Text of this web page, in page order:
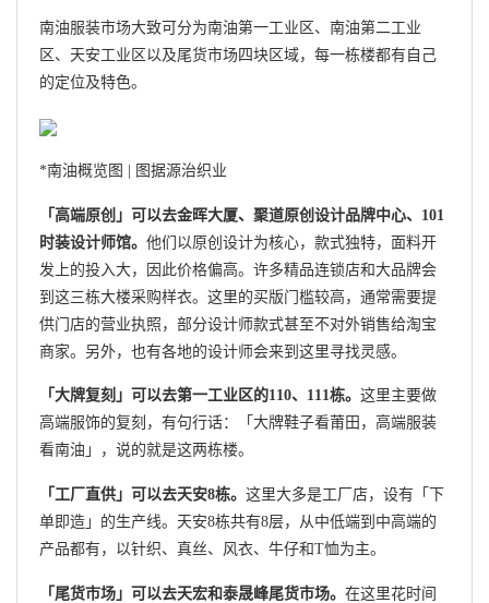
南油服装市场大致可分为南油第一工业区、南油第二工业
区、天安工业区以及尾货市场四块区域，每一栋楼都有自己
的定位及特色。
*南油概览图 | 图据源治织业
「高端原创」可以去金晖大厦、聚道原创设计品牌中心、101
时装设计师馆。 他们以原创设计为核心，款式独特，面料开
发上的投入大，因此价格偏高。许多精品连锁店和大品牌会
到这三栋大楼采购样衣。这里的买版门槛较高，通常需要提
供门店的营业执照，部分设计师款式甚至不对外销售给淘宝
商家。另外，也有各地的设计师会来到这里寻找灵感。
「大牌复刻」可以去第一工业区的110、111栋。 这里主要做
高端服饰的复刻，有句行话：「大牌鞋子看莆田，高端服装
看南油」，说的就是这两栋楼。
「工厂直供」可以去天安8栋。 这里大多是工厂店，设有「下
单即造」的生产线。天安8栋共有8层，从中低端到中高端的
产品都有，以针织、真丝、风衣、牛仔和T恤为主。
「尾货市场」可以去天宏和泰晟峰尾货市场。 在这里花时间